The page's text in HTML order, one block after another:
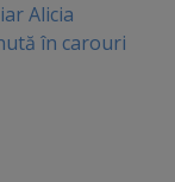
Alicia
în carouri